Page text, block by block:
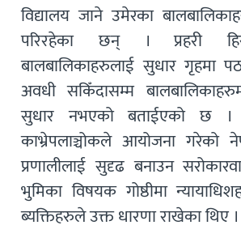
विद्यालय जाने उमेरका
परिरहेका छन् । प्रहरी
बालबालिकाहरुलाई सुधार गृहमा
अवधी सकिँदासम्म
सुधार नभएको बताईएको छ ।
काभ्रेपलाञ्चोकले आयोजना गरेको
प्रणालीलाई सुदृढ बनाउन
भुमिका विषयक गोष्ठीमा
ब्यक्तिहरुले उक्त धारणा राखेका थिए ।